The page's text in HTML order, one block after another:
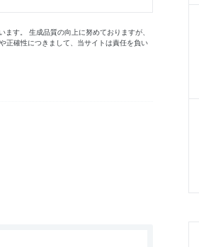
す。 生成品質の向上に努めておりますが、
正確性につきまして、当サイトは責任を負い